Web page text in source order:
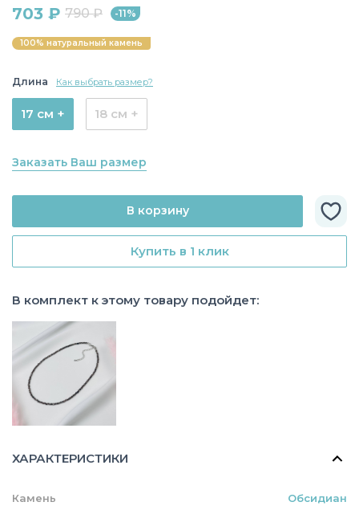
703 ₽ 790 ₽ -11%
100% натуральный камень
Длина Как выбрать размер?
17 см + 18 см +
Заказать Ваш размер
Купить в 1 клик
В корзину
В комплект к этому товару подойдет:
ХАРАКТЕРИСТИКИ
Камень Обсидиан